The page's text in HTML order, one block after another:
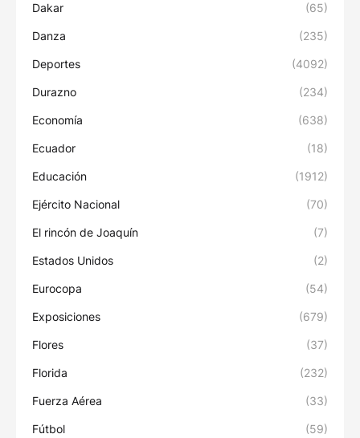
Dakar (65)
Danza (235)
Deportes (4092)
Durazno (234)
Economía (638)
Ecuador (18)
Educación (1912)
Ejército Nacional (70)
El rincón de Joaquín (7)
Estados Unidos (2)
Eurocopa (54)
Exposiciones (679)
Flores (37)
Florida (232)
Fuerza Aérea (33)
Fútbol (59)